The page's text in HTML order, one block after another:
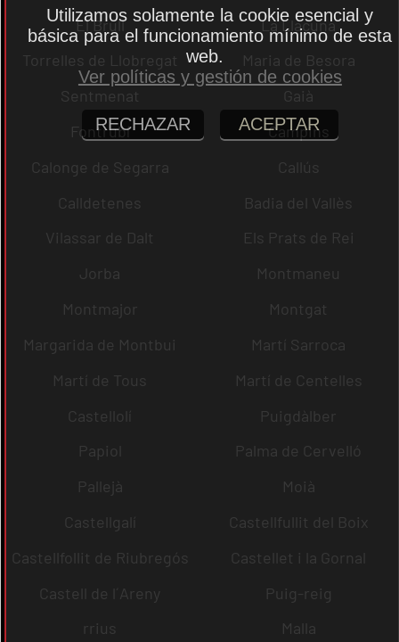
El Brull
La Llacuna
Torrelles de Llobregat
Maria de Besora
Sentmenat
Gaià
Fontrubí
Campins
Calonge de Segarra
Callús
Calldetenes
Badia del Vallès
Vilassar de Dalt
Els Prats de Rei
Jorba
Montmaneu
Montmajor
Montgat
Margarida de Montbui
Martí Sarroca
Martí de Tous
Martí de Centelles
Castellolí
Puigdàlber
Papiol
Palma de Cervelló
Pallejà
Moià
Castellgalí
Castellfullit del Boix
Castellfollit de Riubregós
Castellet i la Gornal
Castell de l´Areny
Puig-reig
rrius
Malla
Utilizamos solamente la cookie esencial y
básica para el funcionamiento mínimo de esta
web.
Ver políticas y gestión de cookies
RECHAZAR ACEPTAR